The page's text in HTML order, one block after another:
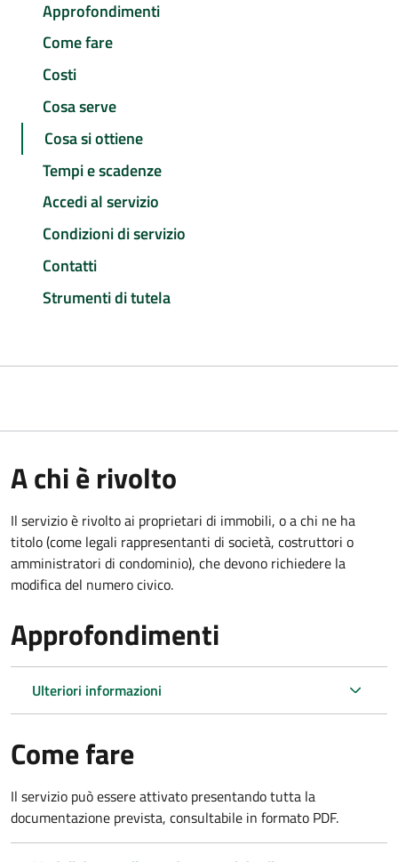
Approfondimenti
Come fare
Costi
Cosa serve
Cosa si ottiene
Tempi e scadenze
Accedi al servizio
Condizioni di servizio
Contatti
Strumenti di tutela
A chi è rivolto
Il servizio è rivolto ai proprietari di immobili, o a chi ne ha
titolo (come legali rappresentanti di società, costruttori o
amministratori di condominio), che devono richiedere la
modifica del numero civico.
Approfondimenti
Ulteriori informazioni
Come fare
Il servizio può essere attivato presentando tutta la
documentazione prevista, consultabile in formato PDF.